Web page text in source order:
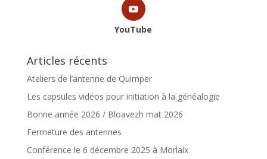
YouTube
Articles récents
Ateliers de l’antenne de Quimper
Les capsules vidéos pour initiation à la généalogie
Bonne année 2026 / Bloavezh mat 2026
Fermeture des antennes
Conférence le 6 décembre 2025 à Morlaix